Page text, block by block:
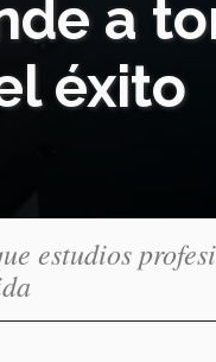
a
éxito
estudios